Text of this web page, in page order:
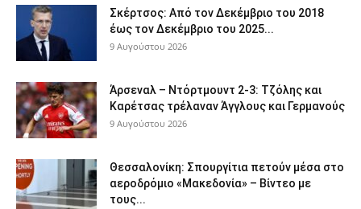
Σκέρτσος: Από τον Δεκέμβριο του 2018
έως τον Δεκέμβριο του 2025...
9 Αυγούστου 2026
Άρσεναλ – Ντόρτμουντ 2-3: Τζόλης και
Καρέτσας τρέλαναν Άγγλους και Γερμανούς
9 Αυγούστου 2026
Θεσσαλονίκη: Σπουργίτια πετούν μέσα στο
αεροδρόμιο «Μακεδονία» – Βίντεο με
τους...